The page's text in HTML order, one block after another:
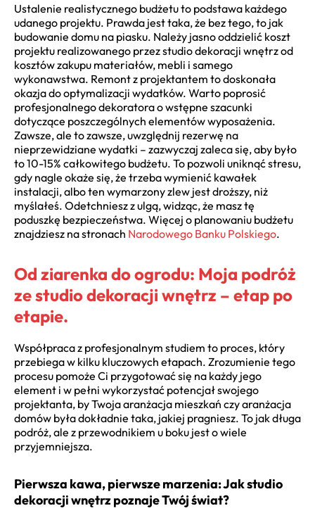
Ustalenie realistycznego budżetu to podstawa każdego
udanego projektu. Prawda jest taka, że bez tego, to jak
budowanie domu na piasku. Należy jasno oddzielić koszt
projektu realizowanego przez studio dekoracji wnętrz od
kosztów zakupu materiałów, mebli i samego
wykonawstwa. Remont z projektantem to doskonała
okazja do optymalizacji wydatków. Warto poprosić
profesjonalnego dekoratora o wstępne szacunki
dotyczące poszczególnych elementów wyposażenia.
Zawsze, ale to zawsze, uwzględnij rezerwę na
nieprzewidziane wydatki – zazwyczaj zaleca się, aby było
to 10-15% całkowitego budżetu. To pozwoli uniknąć stresu,
gdy nagle okaże się, że trzeba wymienić kawałek
instalacji, albo ten wymarzony zlew jest droższy, niż
myślałeś. Odetchniesz z ulgą, widząc, że masz tę
poduszkę bezpieczeństwa. Więcej o planowaniu budżetu
znajdziesz na stronach Narodowego Banku Polskiego.
Od ziarenka do ogrodu: Moja podróż
ze studio dekoracji wnętrz – etap po
etapie.
Współpraca z profesjonalnym studiem to proces, który
przebiega w kilku kluczowych etapach. Zrozumienie tego
procesu pomoże Ci przygotować się na każdy jego
element i w pełni wykorzystać potencjał swojego
projektanta, by Twoja aranżacja mieszkań czy aranżacja
domów była dokładnie taka, jakiej pragniesz. To jak długa
podróż, ale z przewodnikiem u boku jest o wiele
przyjemniejsza.
Pierwsza kawa, pierwsze marzenia: Jak studio
dekoracji wnętrz poznaje Twój świat?